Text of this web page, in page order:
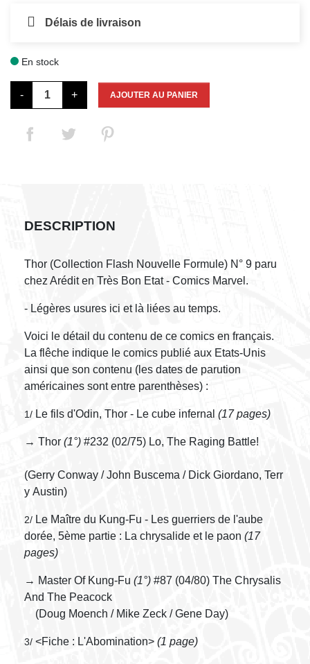
Délais de livraison
En stock
- + AJOUTER AU PANIER
DESCRIPTION
Thor (Collection Flash Nouvelle Formule) N° 9 paru
chez Arédit en Très Bon Etat - Comics Marvel.
- Légères usures ici et là liées au temps.
Voici le détail du contenu de ce comics en français.
La flêche indique le comics publié aux Etats-Unis
ainsi que son contenu (les dates de parution
américaines sont entre parenthèses) :
1/ Le fils d'Odin, Thor - Le cube infernal (17 pages)
→ Thor (1°) #232 (02/75) Lo, The Raging Battle!
(Gerry Conway / John Buscema / Dick Giordano, Terr
y Austin)
2/ Le Maître du Kung-Fu - Les guerriers de l'aube
dorée, 5ème partie : La chrysalide et le paon (17
pages)
→ Master Of Kung-Fu (1°) #87 (04/80) The Chrysalis
And The Peacock
(Doug Moench / Mike Zeck / Gene Day)
3/ <Fiche : L'Abomination> (1 page)